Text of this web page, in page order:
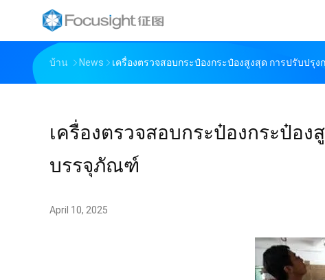
บ้าน News เครื่องตรวจสอบกระป๋องกระป๋องสูงสุด การปรับป
เครื่องตรวจสอบกระป๋องกระป๋อ
บรรจุภัณฑ์
April 10, 2025